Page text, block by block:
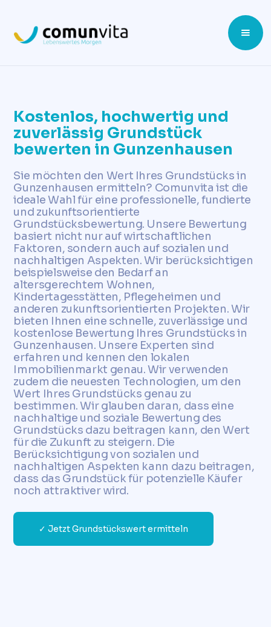
Kostenlos, hochwertig und
zuverlässig Grundstück
bewerten in Gunzenhausen
Sie möchten den Wert Ihres Grundstücks in
Gunzenhausen ermitteln? Comunvita ist die
ideale Wahl für eine professionelle, fundierte
und zukunftsorientierte
Grundstücksbewertung. Unsere Bewertung
basiert nicht nur auf wirtschaftlichen
Faktoren, sondern auch auf sozialen und
nachhaltigen Aspekten. Wir berücksichtigen
beispielsweise den Bedarf an
altersgerechtem Wohnen,
Kindertagesstätten, Pflegeheimen und
anderen zukunftsorientierten Projekten. Wir
bieten Ihnen eine schnelle, zuverlässige und
kostenlose Bewertung Ihres Grundstücks in
Gunzenhausen. Unsere Experten sind
erfahren und kennen den lokalen
Immobilienmarkt genau. Wir verwenden
zudem die neuesten Technologien, um den
Wert Ihres Grundstücks genau zu
bestimmen. Wir glauben daran, dass eine
nachhaltige und soziale Bewertung des
Grundstücks dazu beitragen kann, den Wert
für die Zukunft zu steigern. Die
Berücksichtigung von sozialen und
nachhaltigen Aspekten kann dazu beitragen,
dass das Grundstück für potenzielle Käufer
noch attraktiver wird.
✓ Jetzt Grundstückswert ermitteln